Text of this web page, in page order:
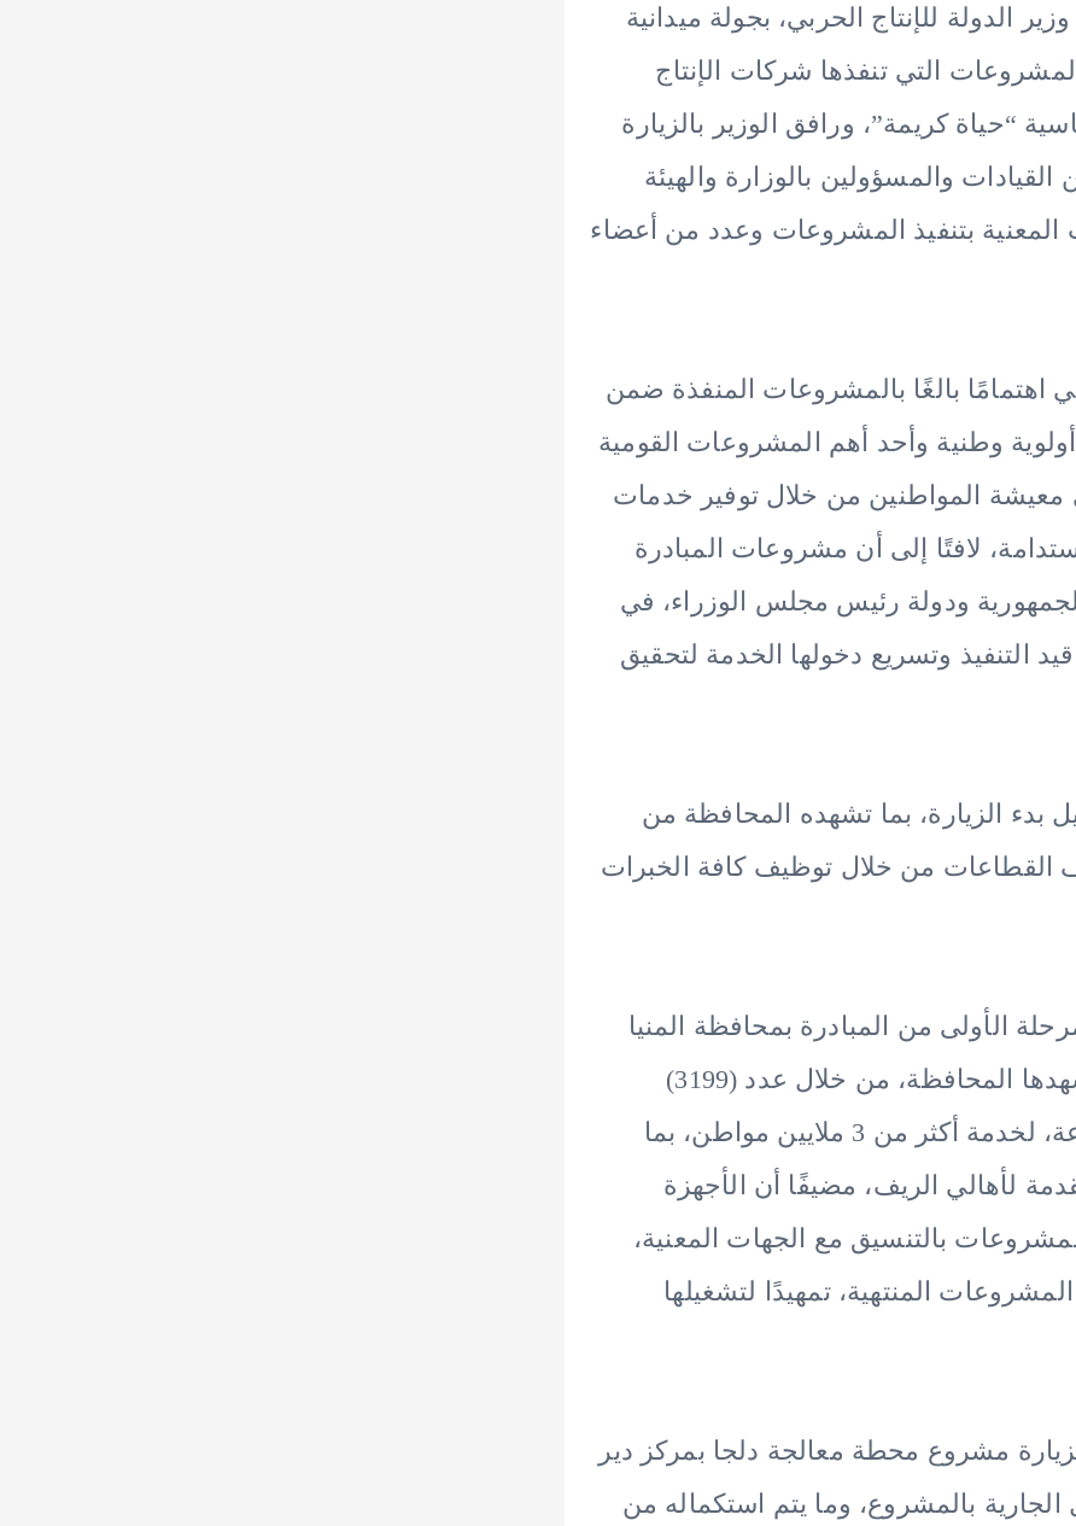
الدولة للإنتاج الحربي، بجولة ميدانية
التي تنفذها شركات الإنتاج
“حياة كريمة”، ورافق الوزير بالزيارة
والمسؤولين بالوزارة والهيئة
المعنية بتنفيذ المشروعات وعدد من أعضاء
اهتمامًا بالغًا بالمشروعات المنفذة ضمن
أولوية وطنية وأحد أهم المشروعات القومية
معيشة المواطنين من خلال توفير خدمات
لافتًا إلى أن مشروعات المبادرة
ودولة رئيس مجلس الوزراء، في
التنفيذ وتسريع دخولها الخدمة لتحقيق
بدء الزيارة، بما تشهده المحافظة من
القطاعات من خلال توظيف كافة الخبرات
الأولى من المبادرة بمحافظة المنيا
تُعد من أكبر برامج التنمية الشاملة التي تشهدها المحافظة، من خلال عدد (3199)
مشروعًا في قطاعات خدمية وتنموية متنوعة، لخدمة أكثر من 3 ملايين مواطن، بما
لأهالي الريف، مضيفًا أن الأجهزة
بالتنسيق مع الجهات المعنية،
المنتهية، تمهيدًا لتشغيلها
مشروع محطة معالجة دلجا بمركز دير
بالمشروع، وما يتم استكماله من